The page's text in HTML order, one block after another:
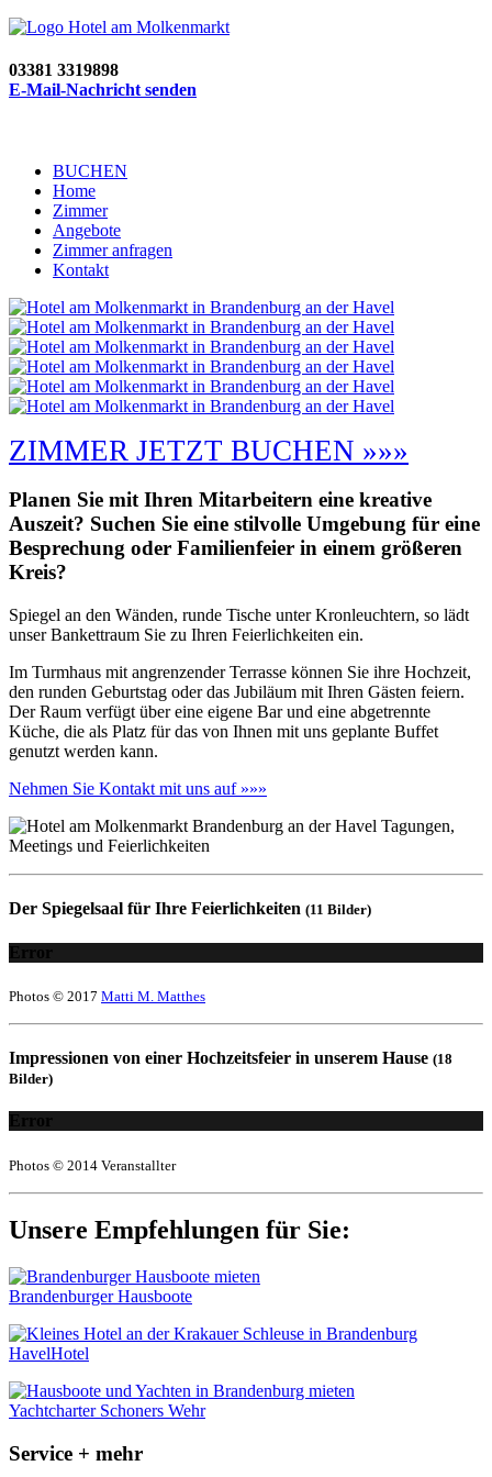
03381 3319898
E-Mail-Nachricht senden
BUCHEN
Home
Zimmer
Angebote
Zimmer anfragen
Kontakt
ZIMMER JETZT BUCHEN »»»
Planen Sie mit Ihren Mitarbeitern eine kreative
Auszeit? Suchen Sie eine stilvolle Umgebung für eine
Besprechung oder Familienfeier in einem größeren
Kreis?
Spiegel an den Wänden, runde Tische unter Kronleuchtern, so lädt
unser Bankettraum Sie zu Ihren Feierlichkeiten ein.
Im Turmhaus mit angrenzender Terrasse können Sie ihre Hochzeit,
den runden Geburtstag oder das Jubiläum mit Ihren Gästen feiern.
Der Raum verfügt über eine eigene Bar und eine abgetrennte
Küche, die als Platz für das von Ihnen mit uns geplante Buffet
genutzt werden kann.
Nehmen Sie Kontakt mit uns auf »»»
Der Spiegelsaal für Ihre Feierlichkeiten (11 Bilder)
Error
Photos © 2017 Matti M. Matthes
Impressionen von einer Hochzeitsfeier in unserem Hause (18
Bilder)
Error
Photos © 2014 Veranstallter
Unsere Empfehlungen für Sie:
Brandenburger Hausboote
HavelHotel
Yachtcharter Schoners Wehr
Service + mehr